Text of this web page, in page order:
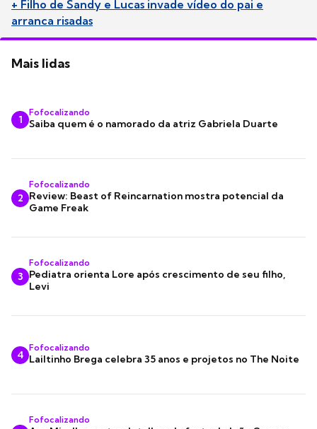
+ Filho de Sandy e Lucas invade vídeo do pai e
arranca risadas
Mais lidas
1
Fofocalizando
Saiba quem é o namorado da atriz Gabriela Duarte
2
Fofocalizando
Review: Beast of Reincarnation mostra potencial da
Game Freak
3
Fofocalizando
Pediatra orienta Lore após crescimento de seu filho,
Levi
4
Fofocalizando
Lailtinho Brega celebra 35 anos e projetos no The Noite
Fofocalizando